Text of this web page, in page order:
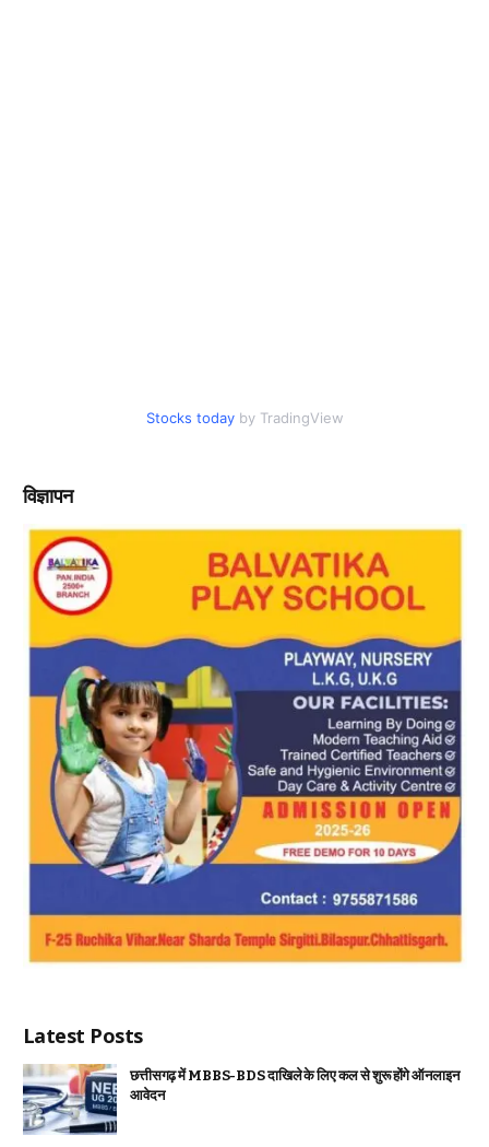
Stocks today by TradingView
विज्ञापन
Latest Posts
छत्तीसगढ़ में MBBS-BDS दाखिले के लिए कल से शुरू होंगे ऑनलाइन
आवेदन